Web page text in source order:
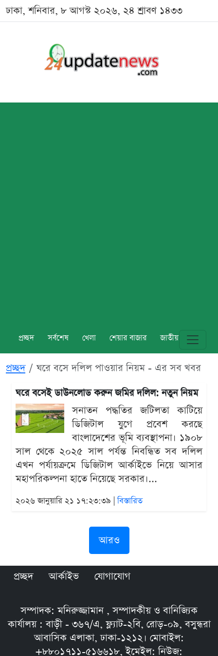
ঢাকা, শনিবার, ৮ আগস্ট ২০২৬, ২৪ শ্রাবণ ১৪৩৩
প্রচ্ছদ সর্বশেষ খেলা শেয়ার বাজার জাতীয় বিশ্ব
প্রচ্ছদ ঘরে বসে দলিল পাওয়ার নিয়ম - এর সব খবর
ঘরে বসেই ডাউনলোড করুন জমির দলিল: নতুন নিয়ম
সনাতন পদ্ধতির জটিলতা কাটিয়ে
ডিজিটাল যুগে প্রবেশ করছে
বাংলাদেশের ভূমি ব্যবস্থাপনা। ১৯০৮
সাল থেকে ২০২৫ সাল পর্যন্ত নিবন্ধিত সব দলিল
এখন পর্যায়ক্রমে ডিজিটাল আর্কাইভে নিয়ে আসার
মহাপরিকল্পনা হাতে নিয়েছে সরকার।...
২০২৬ জানুয়ারি ২১ ১৭:২৩:৩৯ |বিস্তারিত
আরও
প্রচ্ছদ আর্কাইভ যোগাযোগ
সম্পাদক: মনিরুজ্জামান , সম্পাদকীয় ও বানিজ্যিক
কার্যালয় : বাড়ী - ৩৬৭/এ, ফ্ল্যাট-২বি, রোড়-০৯, বসুন্ধরা
আবাসিক এলাকা, ঢাকা-১২১২। মোবাইল:
+৮৮০১৭১১-৫১৬৬১৮, ইমেইল: নিউজ: